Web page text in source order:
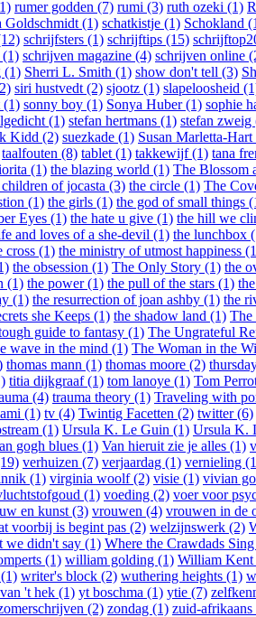
rumer godden (7) rumi (3) ruth ozeki (1)
Goldschmidt (1) schatkistje (1) Schokland
schrijfsters (1) schrijftips (15)
(1) schrijven magazine (4) schrijven online
(1) Sherri L. Smith (1) show don't tell (3)
siri hustvedt (2) sjootz (1) slapeloosheid
(1) sonny boy (1) Sonya Huber (1) sophie
(1) stefan hertmans (1) stefan zweig
Kidd (2) suezkade (1) Susan Marletta-Hart
taalfouten (8) tablet (1) takkewijf (1) tana
(1) the blazing world (1) The Blossom
of jocasta (3) the circle (1) The
(1) the girls (1) the god of small things
Eyes (1) the hate u give (1) the hill we
and loves of a she-devil (1) the lunchbox
cross (1) the ministry of utmost happiness
the obsession (1) The Only Story (1) the
(1) the power (1) the pull of the stars (1)
(1) the resurrection of joan ashby (1) the
she Keeps (1) the shadow land (1) The
guide to fantasy (1) The Ungrateful
wave in the mind (1) The Woman in the
thomas mann (1) thomas moore (2)
titia dijkgraaf (1) tom lanoye (1) Tom
(4) trauma theory (1) Traveling with
(1) tv (4) Twintig Facetten (2) twitter (6)
(1) Ursula K. Le Guin (1) Ursula K.
gogh blues (1) Van hieruit zie je alles (1)
verhuizen (7) verjaardag (1) vernieling
(1) virginia woolf (2) visie (1) vivian
(1) voeding (2) voer voor
en kunst (3) vrouwen (4) vrouwen in de
voorbij is begint pas (2) welzijnswerk (2)
we didn't say (1) Where the Crawdads
(1) william golding (1) William
writer's block (2) wuthering heights (1)
't hek (1) yt boschma (1) ytie (7)
(2) zondag (1) zuid-afrikaans